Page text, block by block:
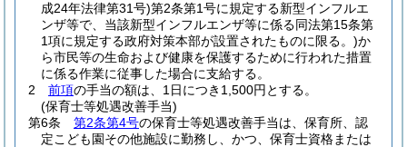
成24年法律第31号)第2条第1号に規定する新型インフルエ
ンザ等で、当該新型インフルエンザ等に係る同法第15条第
1項に規定する政府対策本部が設置されたものに限る。)か
ら市民等の生命および健康を保護するために行われた措置
に係る作業に従事した場合に支給する。
2
前項の手当の額は、1日につき1,500円とする。
(保育士等処遇改善手当)
第6条
第2条第4号の保育士等処遇改善手当は、保育所、認
定こども園その他施設に勤務し、かつ、保育士資格または